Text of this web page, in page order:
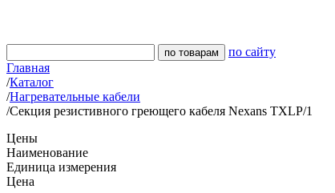
по сайту
Главная
/Каталог
/Нагревательные кабели
/Секция резистивного греющего кабеля Nexans TXLP/1
Цены
Наименование
Единица измерения
Цена